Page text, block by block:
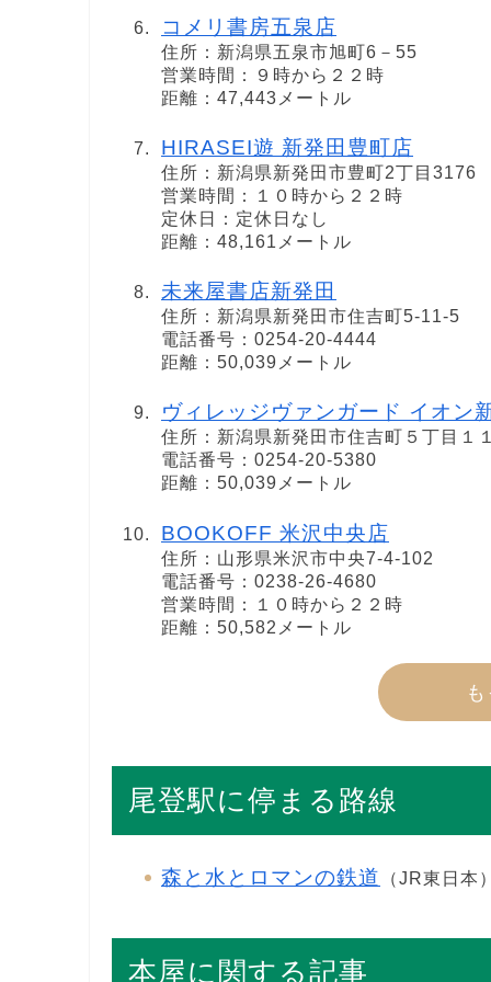
コメリ書房五泉店
住所：新潟県五泉市旭町6－55
営業時間：９時から２２時
距離：47,443メートル
HIRASEI遊 新発田豊町店
住所：新潟県新発田市豊町2丁目3176
営業時間：１０時から２２時
定休日：定休日なし
距離：48,161メートル
未来屋書店新発田
住所：新潟県新発田市住吉町5-11-5
電話番号：0254-20-4444
距離：50,039メートル
ヴィレッジヴァンガード イオン
住所：新潟県新発田市住吉町５丁目１
電話番号：0254-20-5380
距離：50,039メートル
BOOKOFF 米沢中央店
住所：山形県米沢市中央7-4-102
電話番号：0238-26-4680
営業時間：１０時から２２時
距離：50,582メートル
尾登駅に停まる路線
森と水とロマンの鉄道 （JR東日本）
本屋に関する記事